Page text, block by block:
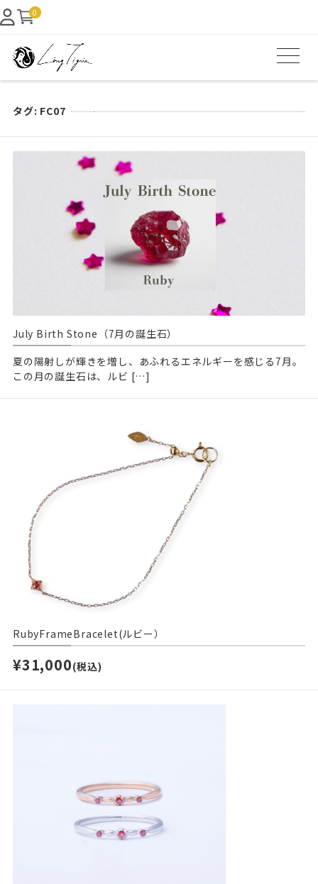
0
タグ: FC07
July Birth Stone（7月の誕生石）
夏の陽射しが輝きを増し、あふれるエネルギーを感じる7月。
この月の誕生石は、ルビ […]
RubyFrameBracelet(ルビー）
¥31,000(税込)